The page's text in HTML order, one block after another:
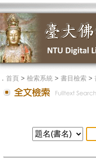
． 首頁> 檢索系統> 書目檢索>